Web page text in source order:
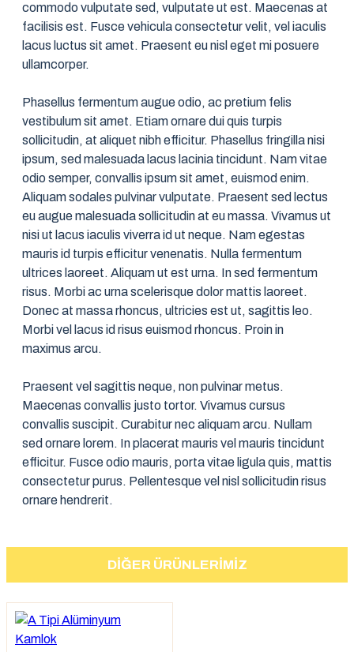
commodo vulputate sed, vulputate ut est. Maecenas at
facilisis est. Fusce vehicula consectetur velit, vel iaculis
lacus luctus sit amet. Praesent eu nisl eget mi posuere
ullamcorper.
Phasellus fermentum augue odio, ac pretium felis
vestibulum sit amet. Etiam ornare dui quis turpis
sollicitudin, at aliquet nibh efficitur. Phasellus fringilla nisi
ipsum, sed malesuada lacus lacinia tincidunt. Nam vitae
odio semper, convallis ipsum sit amet, euismod enim.
Aliquam sodales pulvinar vulputate. Praesent sed lectus
eu augue malesuada sollicitudin at eu massa. Vivamus ut
nisi ut lacus iaculis viverra id ut neque. Nam egestas
mauris id turpis efficitur venenatis. Nulla fermentum
ultrices laoreet. Aliquam ut est urna. In sed fermentum
risus. Morbi ac urna scelerisque dolor mattis laoreet.
Donec at massa rhoncus, ultricies est ut, sagittis leo.
Morbi vel lacus id risus euismod rhoncus. Proin in
maximus arcu.
Praesent vel sagittis neque, non pulvinar metus.
Maecenas convallis justo tortor. Vivamus cursus
convallis suscipit. Curabitur nec aliquam arcu. Nullam
sed ornare lorem. In placerat mauris vel mauris tincidunt
efficitur. Fusce odio mauris, porta vitae ligula quis, mattis
consectetur purus. Pellentesque vel nisl sollicitudin risus
ornare hendrerit.
DIĞER ÜRÜNLERIMIZ